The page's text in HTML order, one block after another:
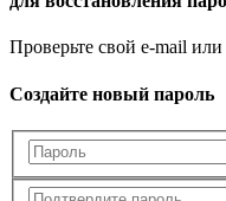
Проверьте свой e-mail
Создайте новый пароль